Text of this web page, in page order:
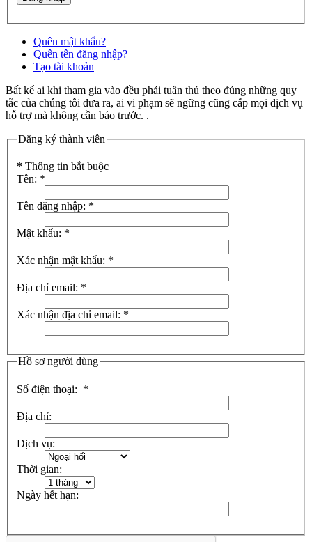
Quên mật khẩu?
Quên tên đăng nhập?
Tạo tài khoản
Bất kể ai khi tham gia vào đều phải tuân thủ theo đúng những quy
tắc của chúng tôi đưa ra, ai vi phạm sẽ ngững cũng cấp mọi dịch vụ
hỗ trợ mà không cần báo trước. .
Đăng ký thành viên
* Thông tin bắt buộc
Tên: *
Tên đăng nhập: *
Mật khẩu: *
Xác nhận mật khẩu: *
Địa chỉ email: *
Xác nhận địa chỉ email: *
Hồ sơ người dùng
Số điện thoại: *
Địa chỉ:
Dịch vụ:
Thời gian:
Ngày hết hạn: